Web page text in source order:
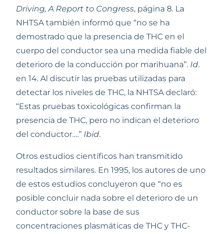
Driving, A Report to Congress, página 8. La
NHTSA también informó que “no se ha
demostrado que la presencia de THC en el
cuerpo del conductor sea una medida fiable del
deterioro de la conducción por marihuana”. Id.
en 14. Al discutir las pruebas utilizadas para
detectar los niveles de THC, la NHTSA declaró:
“Estas pruebas toxicológicas confirman la
presencia de THC, pero no indican el deterioro
del conductor….” Ibid.
Otros estudios científicos han transmitido
resultados similares. En 1995, los autores de uno
de estos estudios concluyeron que “no es
posible concluir nada sobre el deterioro de un
conductor sobre la base de sus
concentraciones plasmáticas de THC y THC-